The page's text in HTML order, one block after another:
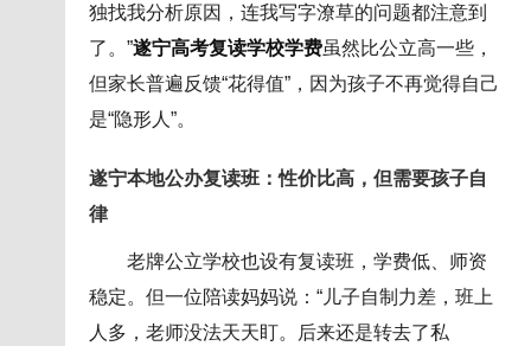
独找我分析原因，连我写字潦草的问题都注意到
了。”遂宁高考复读学校学费虽然比公立高一些，
但家长普遍反馈“花得值”，因为孩子不再觉得自己
是“隐形人”。
遂宁本地公办复读班：性价比高，但需要孩子自
律
老牌公立学校也设有复读班，学费低、师资
稳定。但一位陪读妈妈说：“儿子自制力差，班上
人多，老师没法天天盯。后来还是转去了私